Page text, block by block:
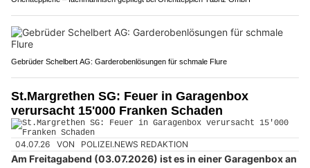
Gebrüder Schelbert AG: Garderobenlösungen für schmale Flure
St.Margrethen SG: Feuer in Garagenbox
verursacht 15'000 Franken Schaden
04.07.26 VON POLIZEI.NEWS REDAKTION
Am Freitagabend (03.07.2026) ist es in einer Garagenbox an